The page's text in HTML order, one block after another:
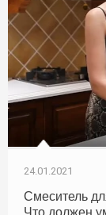
24.01.2021
Смеситель
Что должен